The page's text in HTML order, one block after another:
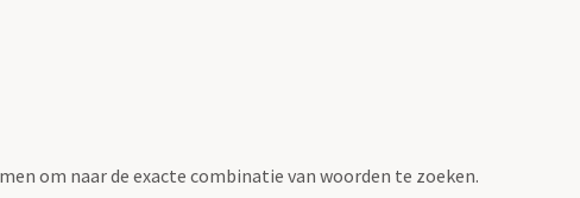
om naar de exacte combinatie van woorden te zoeken.